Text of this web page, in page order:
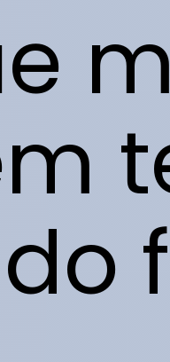
do